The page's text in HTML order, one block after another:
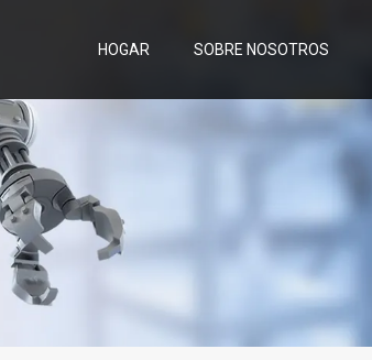
HOGAR SOBRE NOSOTROS